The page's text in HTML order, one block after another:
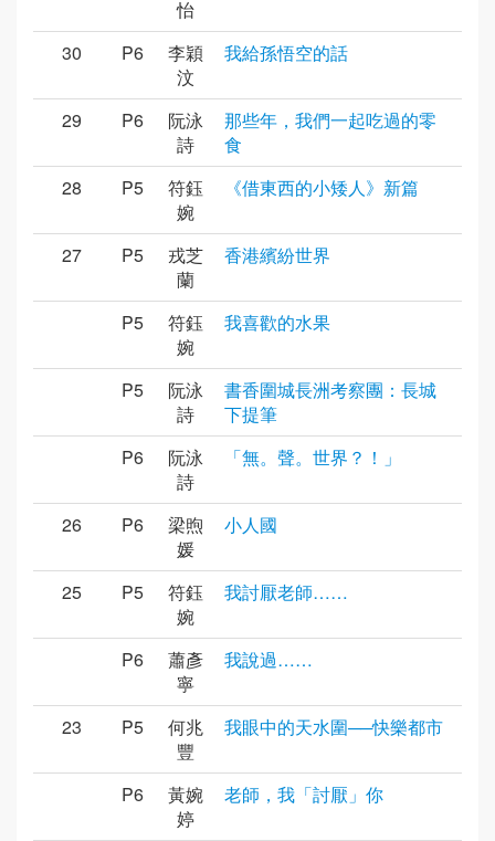
怡
30
P6
李穎
汶
我給孫悟空的話
29 P6
阮泳
詩
那些年，我們一起吃過的零
食
28
P5
符鈺
婉
《借東西的小矮人》新篇
27 P5
戎芝
蘭
香港繽紛世界
P5
符鈺
婉
我喜歡的水果
P5
阮泳
詩
書香圍城長洲考察團：長城
下提筆
P6
阮泳
詩
「無。聲。世界？！」
26 P6
梁煦
媛
小人國
25 P5
符鈺
婉
我討厭老師……
P6
蕭彥
寧
我說過……
23 P5
何兆
豐
我眼中的天水圍──快樂都市
P6
黃婉
婷
老師，我「討厭」你